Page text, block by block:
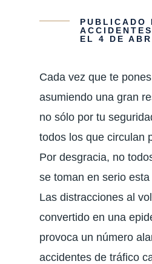
PUBLICADO
EL 4 DE
Cada vez que te
asumiendo una gran
no sólo por tu
todos los que circulan
Por desgracia, no
se toman en serio
Las distracciones al
convertido en una
provoca un número
accidentes de tráfico